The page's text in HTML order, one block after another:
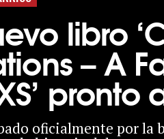
libro
– A
pronto
oficialmente por la